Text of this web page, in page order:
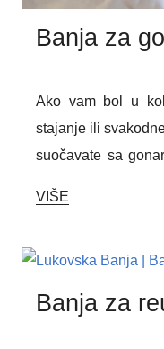
Banja za
Ako vam bol u
stajanje ili
suočavate sa
rehabilitaciju.
biti prirodna
poboljšanju
VIŠE
Banja za